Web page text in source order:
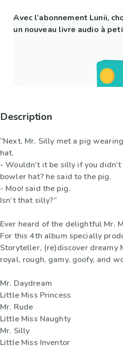
Avec l’abonnement Lunii,
un nouveau livre audio à
Description
“Next, Mr. Silly met a pig
hat.
- Wouldn’t it be silly if you
bowler hat? he said to the pig.
- Moo! said the pig.
Isn’t that silly?”
Ever heard of the delightful Mr.
For this 4th album specially
Storyteller, (re)discover dreamy
royal, rough, gamy, goofy, and
Mr. Daydream
Little Miss Princess
Mr. Rude
Little Miss Naughty
Mr. Silly
Little Miss Inventor